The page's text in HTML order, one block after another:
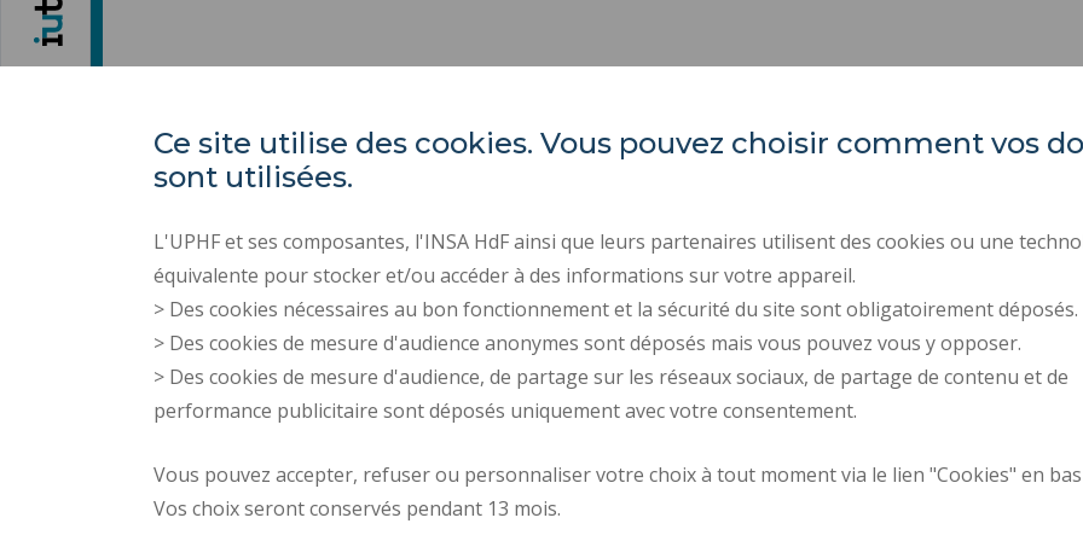
Université Polytechnique
Campus Mont Houy
59313 Valenciennes cedex 9
Tél. : 03 27 51 12 34
ACTES
DONNÉES
CRÉDITS
ACCESSIBILITÉ : NON
Requête
Ce site utilise des cookies. Vous pouvez choisir comment vos
sont utilisées.
L'UPHF et ses composantes, l'INSA HdF ainsi que leurs partenaires utilisent des cookies ou une
équivalente pour stocker et/ou accéder à des informations sur votre appareil.
> Des cookies nécessaires au bon fonctionnement et la sécurité du site sont obligatoirement déposés.
> Des cookies de mesure d'audience anonymes sont déposés mais vous pouvez vous y opposer.
> Des cookies de mesure d'audience, de partage sur les réseaux sociaux, de partage de contenu et de
performance publicitaire sont déposés uniquement avec votre consentement.
Vous pouvez accepter, refuser ou personnaliser votre choix à tout moment via le lien "Cookies" en bas
Vos choix seront conservés pendant 13 mois.